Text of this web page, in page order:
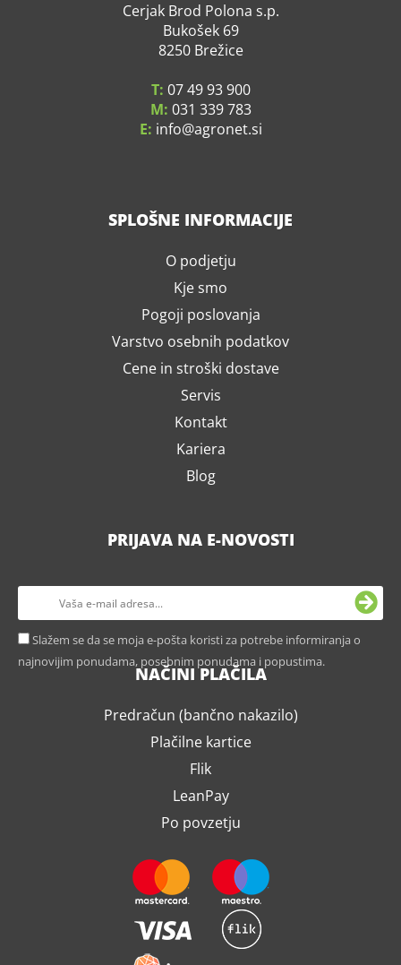
Cerjak Brod Polona s.p.
Bukošek 69
8250 Brežice
T: 07 49 93 900
M: 031 339 783
E: info agronet.si
SPLOŠNE INFORMACIJE
O podjetju
Kje smo
Pogoji poslovanja
Varstvo osebnih podatkov
Cene in stroški dostave
Servis
Kontakt
Kariera
Blog
PRIJAVA NA E-NOVOSTI
Slažem se da se moja e-pošta koristi za potrebe informiranja o
najnovijim ponudama, posebnim ponudama i popustima.
NAČINI PLAČILA
Predračun (bančno nakazilo)
Plačilne kartice
Flik
LeanPay
Po povzetju